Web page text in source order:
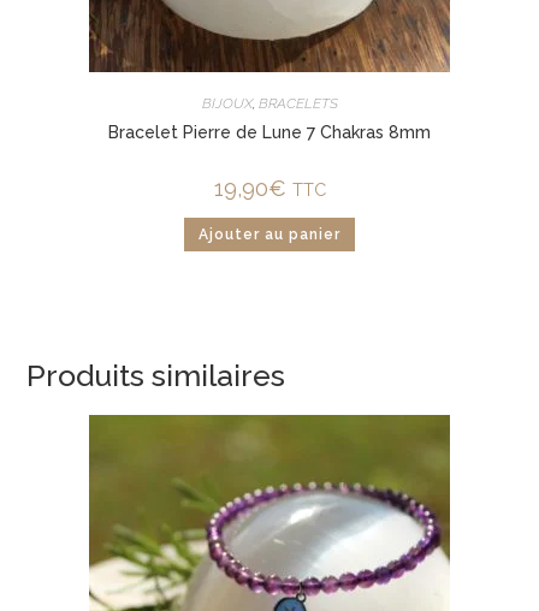
BIJOUX, BRACELETS
Bracelet Pierre de Lune 7 Chakras 8mm
19,90€ TTC
Ajouter au panier
Produits similaires